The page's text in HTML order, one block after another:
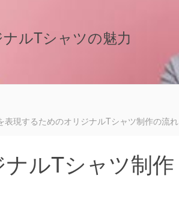
ルTシャツの魅力
表現するためのオリジナルTシャツ制作の流れ
ルTシャツ制作